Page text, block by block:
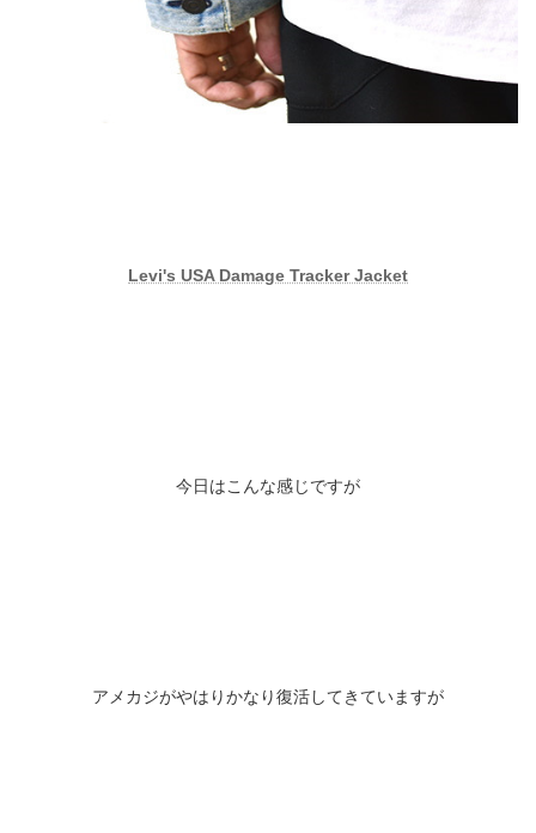
Levi's USA Damage Tracker Jacket
今日はこんな感じですが
アメカジがやはりかなり復活してきていますが